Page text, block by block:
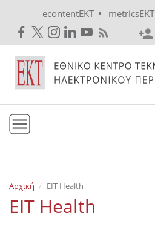
econtentEKT • metricsEKT
Εκδόσεις
Ενημέρωση
Αρχική EIT Health
EIT Health